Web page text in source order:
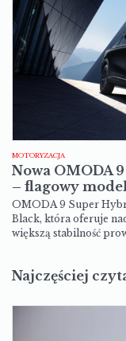
MOTORYZACJA
Nowa OMODA
– flagowy
OMODA 9 Super
Black, która oferuje
większą stabilność
Najczęściej